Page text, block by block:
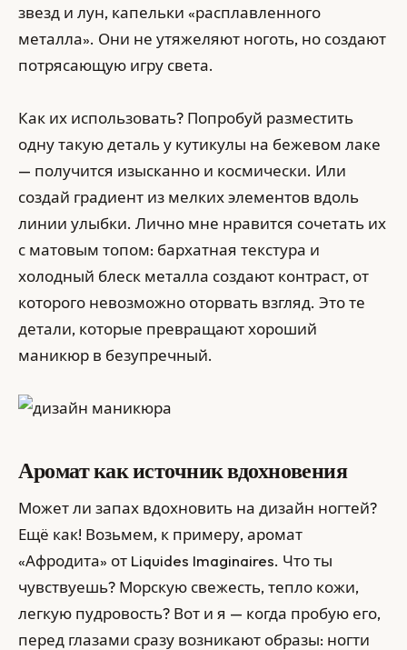
звезд и лун, капельки «расплавленного
металла». Они не утяжеляют ноготь, но создают
потрясающую игру света.
Как их использовать? Попробуй разместить
одну такую деталь у кутикулы на бежевом лаке
— получится изысканно и космически. Или
создай градиент из мелких элементов вдоль
линии улыбки. Лично мне нравится сочетать их
с матовым топом: бархатная текстура и
холодный блеск металла создают контраст, от
которого невозможно оторвать взгляд. Это те
детали, которые превращают хороший
маникюр в безупречный.
Аромат как источник вдохновения
Может ли запах вдохновить на дизайн ногтей?
Ещё как! Возьмем, к примеру, аромат
«Афродита» от Liquides Imaginaires. Что ты
чувствуешь? Морскую свежесть, тепло кожи,
легкую пудровость? Вот и я — когда пробую его,
перед глазами сразу возникают образы: ногти